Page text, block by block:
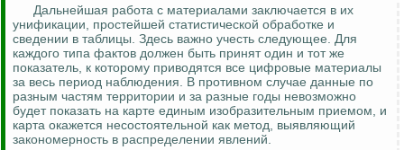
Дальнейшая работа с материалами заключается в их
унификации, простейшей статистической обработке и
сведении в таблицы. Здесь важно учесть следующее. Для
каждого типа фактов должен быть принят один и тот же
показатель, к которому приводятся все цифровые материалы
за весь период наблюдения. В противном случае данные по
разным частям территории и за разные годы невозможно
будет показать на карте единым изобразительным приемом, и
карта окажется несостоятельной как метод, выявляющий
закономерность в распределении явлений.